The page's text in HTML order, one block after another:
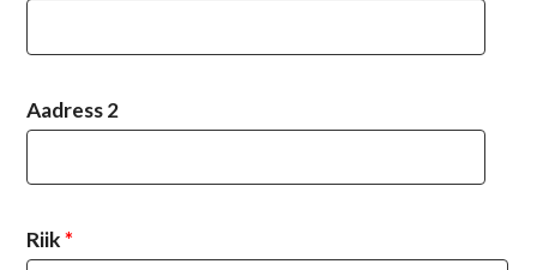
Aadress 2
Riik*